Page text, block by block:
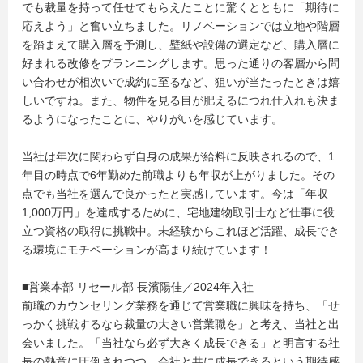
でも裁量を持って任せてもらえたことに驚くとともに「期待に
応えよう」と奮い立ちました。リノベーションでは立地や階層
を踏まえて購入層を予測し、壁紙や設備の選定など、購入層に
好まれる改修をプランニングします。思った通りの客層から問
い合わせが相次いで成約に至るなど、狙いが当たったときは嬉
しいですね。また、物件を見る目が肥えるにつれ仕入れも決ま
るようになったことに、やりがいを感じています。
当社は年次に関わらず自身の成果が給料に反映されるので、1
年目の時点で6年勤めた前職よりも年収が上がりました。その
点でも当社を選んで良かったと実感しています。今は「年収
1,000万円」を達成するために、宅地建物取引士など仕事に役
立つ資格の取得に挑戦中。未経験からこれほど活躍、成長でき
る環境にモチベーションが高まり続けています！
■営業本部 リセール部 長濱陽佳／2024年入社
前職のカウンセリング業務を通じて営業職に興味を持ち、「せ
っかく挑戦するなら裁量の大きい営業職を」と考え、当社と出
会いました。「当社なら必ず大きく成長できる」と明言する社